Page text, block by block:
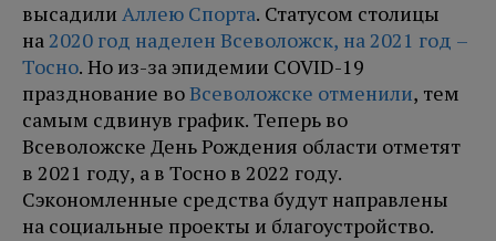
высадили Аллею Спорта. Статусом столицы
на2020 год наделен Всеволожск, на 2021 год –
Тосно. Но из-за эпидемии COVID-19
празднование воВсеволожске отменили, тем
самым сдвинув график. Теперь во
Всеволожске День Рождения области отметят
в 2021 году, а в Тосно в 2022 году.
Сэкономленные средства будут направлены
на социальные проекты и благоустройство.